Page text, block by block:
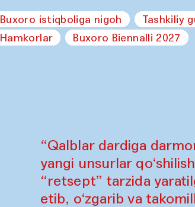
Buxoro istiqboliga nigoh Tashkiliy
Hamkorlar
Buxoro Biennalli 2027
“Qalblar dardiga
yangi unsurlar
“retsept” tarzida
etib, o‘zgarib va